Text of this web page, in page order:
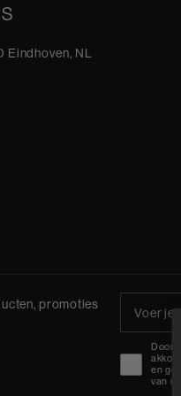
Eindhoven, NL
promoties
Door
en
van